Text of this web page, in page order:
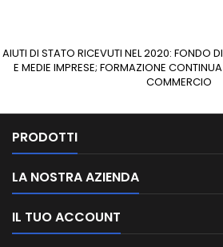
AIUTI DI STATO RICEVUTI NEL 2020: FONDO
E MEDIE IMPRESE; FORMAZIONE
COMMERCIO
PRODOTTI
LA NOSTRA AZIENDA
IL TUO ACCOUNT